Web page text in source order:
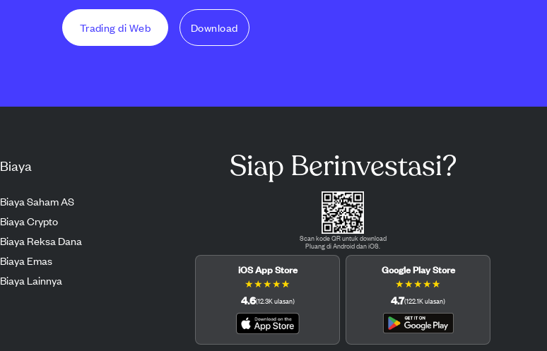
Trading di Web Download
Biaya
Biaya Saham AS
Biaya Crypto
Biaya Reksa Dana
Biaya Emas
Biaya Lainnya
Siap Berinvestasi?
Scan kode QR untuk download
Pluang di Android dan iOS.
iOS App Store
★★★★★
4.6(12.3Kulasan)
Google Play Store
★★★★★
4.7(122.1Kulasan)